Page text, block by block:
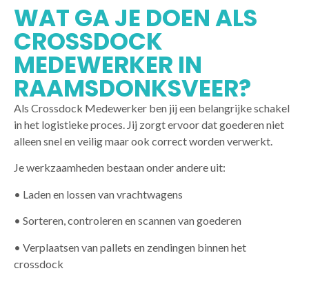
WAT GA JE DOEN ALS
CROSSDOCK
MEDEWERKER IN
RAAMSDONKSVEER?
Als Crossdock Medewerker ben jij een belangrijke schakel
in het logistieke proces. Jij zorgt ervoor dat goederen niet
alleen snel en veilig maar ook correct worden verwerkt.
Je werkzaamheden bestaan onder andere uit:
• Laden en lossen van vrachtwagens
• Sorteren, controleren en scannen van goederen
• Verplaatsen van pallets en zendingen binnen het
crossdock